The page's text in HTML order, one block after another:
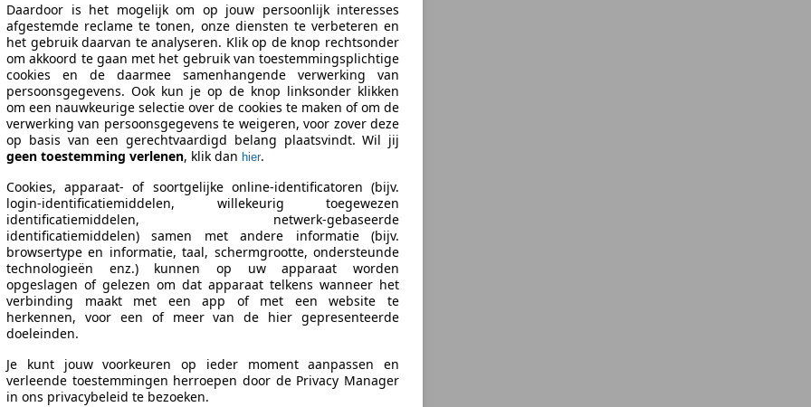
Daardoor is het mogelijk om op jouw persoonlijk interesses
afgestemde reclame te tonen, onze diensten te verbeteren en
het gebruik daarvan te analyseren. Klik op de knop rechtsonder
om akkoord te gaan met het gebruik van toestemmingsplichtige
cookies en de daarmee samenhangende verwerking van
persoonsgegevens. Ook kun je op de knop linksonder klikken
om een nauwkeurige selectie over de cookies te maken of om de
verwerking van persoonsgegevens te weigeren, voor zover deze
op basis van een gerechtvaardigd belang plaatsvindt. Wil jij
geen toestemming verlenen, klik dan hier.
Cookies, apparaat- of soortgelijke online-identificatoren (bijv.
login-identificatiemiddelen, willekeurig toegewezen
identificatiemiddelen, netwerk-gebaseerde
identificatiemiddelen) samen met andere informatie (bijv.
browsertype en informatie, taal, schermgrootte, ondersteunde
technologieën enz.) kunnen op uw apparaat worden
opgeslagen of gelezen om dat apparaat telkens wanneer het
verbinding maakt met een app of met een website te
herkennen, voor een of meer van de hier gepresenteerde
doeleinden.
Je kunt jouw voorkeuren op ieder moment aanpassen en
verleende toestemmingen herroepen door de Privacy Manager
in ons privacybeleid te bezoeken.